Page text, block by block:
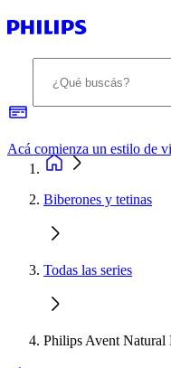
Biberones y tetinas
Todas las series
Philips Avent Natural